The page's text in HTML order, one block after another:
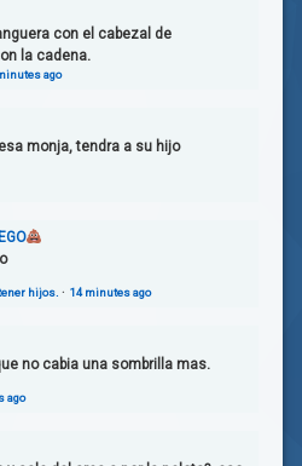
con el cabezal de
la cadena.
ago
monja, tendra a su hijo
hijos. · 14 minutes ago
no cabia una sombrilla mas.
ago